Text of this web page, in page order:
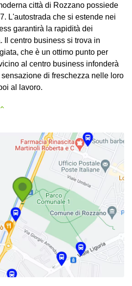
città di Rozzano possiede
L'autostrada che si estende nei
garantirà la rapidità dei
Il centro business si trova in
che è un ottimo punto per
al centro business infonderà
di freschezza nelle loro
al lavoro.